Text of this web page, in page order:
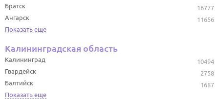
16777
Братск
11656
Ангарск
Показать еще
Калининградская область
10494
Калининград
2758
Гвардейск
1687
Балтийск
Показать еще